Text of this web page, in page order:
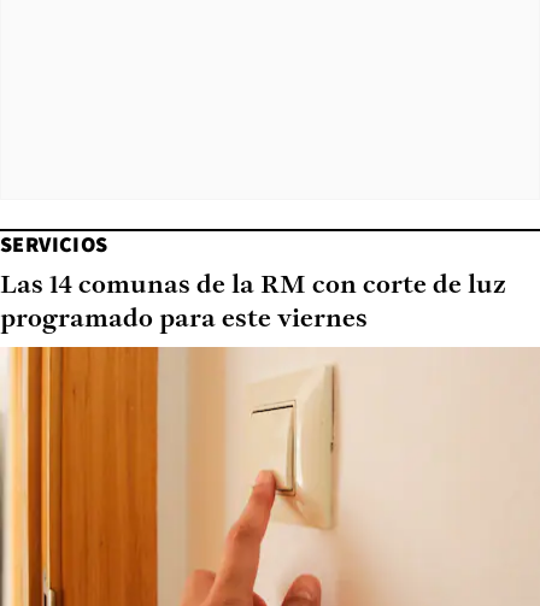
SERVICIOS
Las 14 comunas de la RM con corte de luz
programado para este viernes